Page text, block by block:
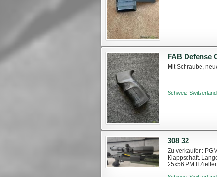
FAB Defense
Mit Schraube,
Schweiz-
308 32
Zu verkaufen:
Klappschaft.
25x56 PM II